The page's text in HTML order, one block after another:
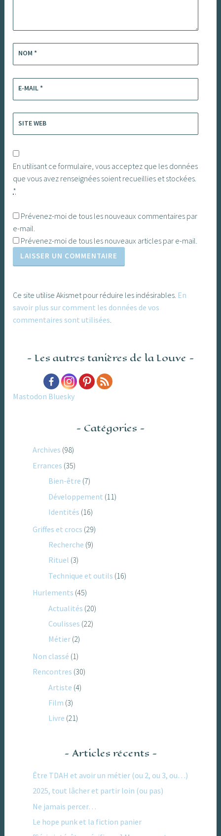
NOM*
E-MAIL*
SITE WEB
En utilisant ce formulaire, vous acceptez que les données
que vous avez renseignées soient recueillies et stockées.
*
Prévenez-moi de tous les nouveaux commentaires par
e-mail.
Prévenez-moi de tous les nouveaux articles par e-mail.
Ce site utilise Akismet pour réduire les indésirables. En
savoir plus sur comment les données de vos
commentaires sont utilisées
Les autres tanières de la Louve
Mastodon Bluesky
Catégories
Archives (98)
Errances (35)
Bien-être (7)
Développement (11)
Identités (16)
Griffes et crocs (29)
Recherche (9)
Rituel (3)
Technique et outils (16)
Hurlements (45)
Actualités (20)
Coulisses (22)
Métier (2)
Non classé (1)
Rencontres (30)
Artiste (4)
Film (3)
Livre (21)
Articles récents
Être TDAH et avoir un métier (ou 2, ou 3, ou…)
2025, tout lâcher et partir loin (ou pas)
Ne jamais percer…
Le hope punk et la fiction panier